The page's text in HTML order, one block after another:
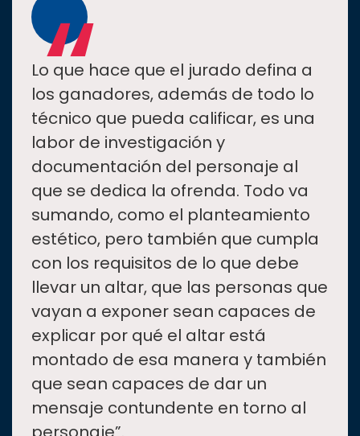
“
Lo que hace que el jurado defina a
los ganadores, además de todo lo
técnico que pueda calificar, es una
labor de investigación y
documentación del personaje al
que se dedica la ofrenda. Todo va
sumando, como el planteamiento
estético, pero también que cumpla
con los requisitos de lo que debe
llevar un altar, que las personas que
vayan a exponer sean capaces de
explicar por qué el altar está
montado de esa manera y también
que sean capaces de dar un
mensaje contundente en torno al